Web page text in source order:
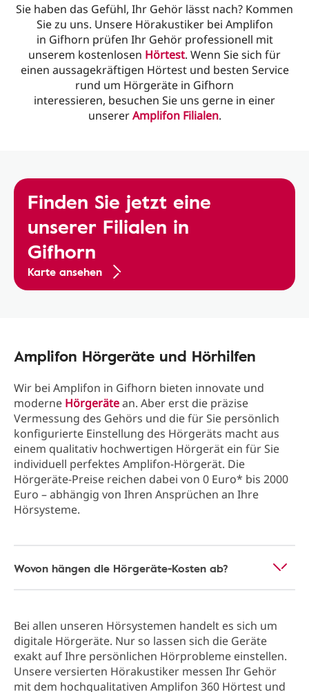
Sie haben das Gefühl, Ihr Gehör lässt nach? Kommen
Sie zu uns. Unsere Hörakustiker bei Amplifon
in Gifhorn prüfen Ihr Gehör professionell mit
unserem kostenlosen Hörtest. Wenn Sie sich für
einen aussagekräftigen Hörtest und besten Service
rund um Hörgeräte in Gifhorn
interessieren, besuchen Sie uns gerne in einer
unsererAmplifon Filialen.
Finden Sie jetzt eine
unserer Filialen in
Gifhorn
Karte ansehen
Amplifon Hörgeräte und Hörhilfen
Wir bei Amplifon in Gifhorn bieten innovate und
moderne Hörgerätean. Aber erst die präzise
Vermessung des Gehörs und die für Sie persönlich
konfigurierte Einstellung des Hörgeräts macht aus
einem qualitativ hochwertigen Hörgerät ein für Sie
individuell perfektes Amplifon-Hörgerät. Die
Hörgeräte-Preise reichen dabei von 0 Euro* bis 2000
Euro – abhängig von Ihren Ansprüchen an Ihre
Hörsysteme.
Wovon hängen die Hörgeräte-Kosten ab?
Bei allen unseren Hörsystemen handelt es sich um
digitale Hörgeräte. Nur so lassen sich die Geräte
exakt auf Ihre persönlichen Hörprobleme einstellen.
Unsere versierten Hörakustiker messen Ihr Gehör
mit dem hochqualitativen Amplifon 360 Hörtest und